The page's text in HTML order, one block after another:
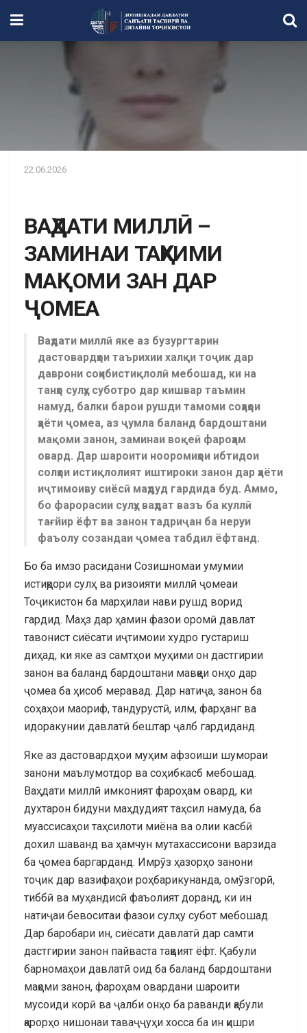
22.06.2026
ВАҲДАТИ МИЛЛӢ –
ЗАМИНАИ ТАҲКИМИ
МАҚОМИ ЗАН ДАР
ҶОМЕА
Ваҳдати миллӣ яке аз бузургтарин
дастовардҳои таърихии халқи тоҷик дар
даврони соҳибистиқлолӣ мебошад, ки на
танҳо сулҳу суботро дар кишвар таъмин
намуд, балки барои рушди тамоми соҳаҳои
ҳаёти ҷомеа, аз ҷумла баланд бардоштани
мақоми занон, заминаи воқеӣ фароҳам
овард. Дар шароити нооромиҳои ибтидои
солҳои истиқлолият иштироки занон дар ҳаёти
иҷтимоиву сиёсӣ маҳдуд гардида буд. Аммо,
бо фарорасии сулҳу ваҳдат вазъ ба куллӣ
тағйир ёфт ва занон тадриҷан ба неруи
фаъолу созандаи ҷомеа табдил ёфтанд.
Бо ба имзо расидани Созишномаи умумии
истиқрори сулҳ ва ризоияти миллӣ ҷомеаи
Тоҷикистон ба марҳилаи нави рушд ворид
гардид. Маҳз дар ҳамин фазои оромӣ давлат
тавонист сиёсати иҷтимоии худро густариш
диҳад, ки яке аз самтҳои муҳими он дастгирии
занон ва баланд бардоштани мавқеи онҳо дар
ҷомеа ба ҳисоб меравад. Дар натиҷа, занон ба
соҳаҳои маориф, тандурустӣ, илм, фарҳанг ва
идоракунии давлатӣ бештар ҷалб гардиданд.
Яке аз дастовардҳои муҳим афзоиши шумораи
занони маълумотдор ва соҳибкасб мебошад.
Ваҳдати миллӣ имконият фароҳам овард, ки
духтарон бидуни маҳдудият таҳсил намуда, ба
муассисаҳои таҳсилоти миёна ва олии касбӣ
дохил шаванд ва ҳамчун мутахассисони варзида
ба ҷомеа баргарданд. Имрӯз ҳазорҳо занони
тоҷик дар вазифаҳои роҳбарикунанда, омӯзгорӣ,
тиббӣ ва муҳандисӣ фаъолият доранд, ки ин
натиҷаи бевоситаи фазои сулҳу субот мебошад.
Дар баробари ин, сиёсати давлатӣ дар самти
дастгирии занон пайваста тақвият ёфт. Қабули
барномаҳои давлатӣ оид ба баланд бардоштани
мақоми занон, фароҳам овардани шароити
мусоиди корӣ ва ҷалби онҳо ба раванди қабули
қарорҳо нишонаи таваҷҷуҳи хосса ба ин қишри